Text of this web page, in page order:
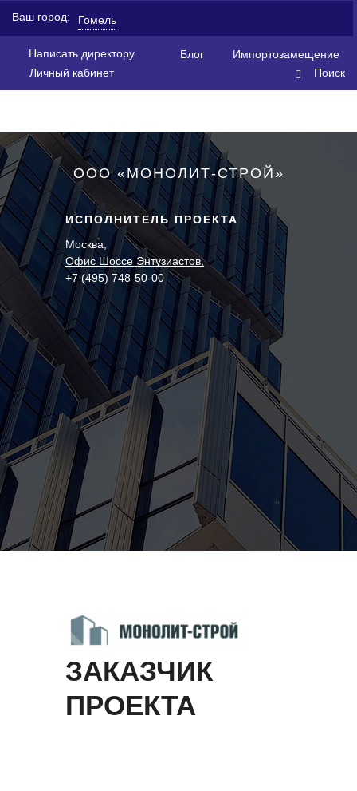
Написать директору Блог
Импортозамещение
Личный кабинет
Ваш город: Гомель
Поиск
ООО «МОНОЛИТ-СТРОЙ»
ИСПОЛНИТЕЛЬ ПРОЕКТА
Москва,
Офис Шоссе Энтузиастов,
+7 (495) 748-50-00
ЗАКАЗЧИК
ПРОЕКТА